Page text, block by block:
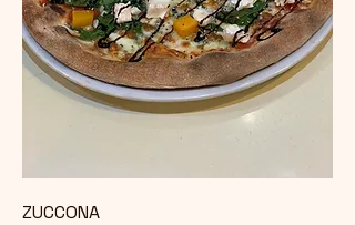
ZUCCONA